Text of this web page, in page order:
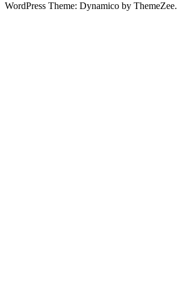
WordPress Theme: Dynamico by ThemeZee.